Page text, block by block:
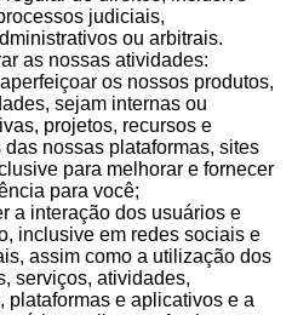
judiciais,
ou arbitrais.
as nossas atividades:
os nossos produtos,
sejam internas ou
projetos, recursos e
nossas plataformas, sites
para melhorar e fornecer
para você;
a interação dos usuários e
inclusive em redes sociais e
assim como a utilização dos
serviços, atividades,
plataformas e aplicativos e a